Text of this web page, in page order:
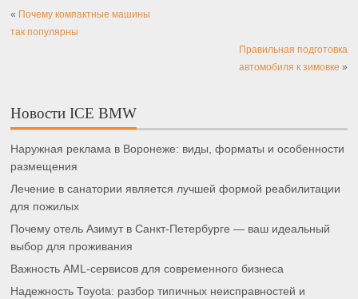
« Почему компактные машины
так популярны
Правильная подготовка
автомобиля к зимовке »
Новости ICE BMW
Наружная реклама в Воронеже: виды, форматы и особенности
размещения
Лечение в санатории является лучшей формой реабилитации
для пожилых
Почему отель Азимут в Санкт-Петербурге — ваш идеальный
выбор для проживания
Важность AML-сервисов для современного бизнеса
Надежность Toyota: разбор типичных неисправностей и